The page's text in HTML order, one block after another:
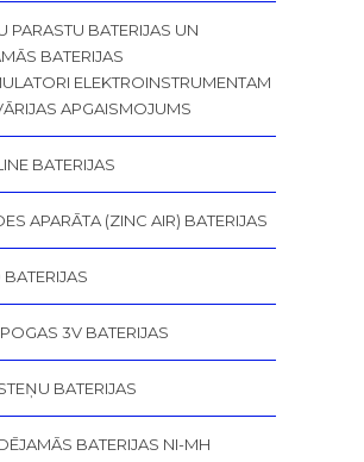
PARASTU BATERIJAS UN
BATERIJAS
ELEKTROINSTRUMENTAM
APGAISMOJUMS
BATERIJAS
APARĀTA (ZINC AIR) BATERIJAS
POGAS 3V BATERIJAS
BATERIJAS
BATERIJAS NI-MH